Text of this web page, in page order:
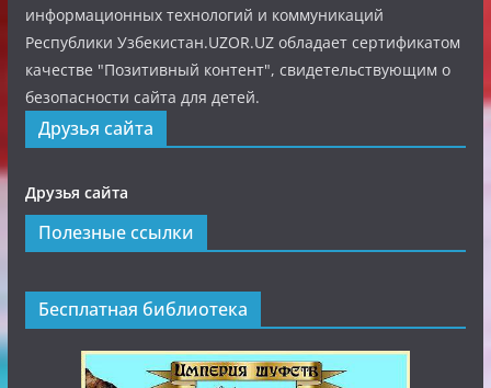
информационных технологий и коммуникаций
Республики Узбекистан.UZOR.UZ обладает сертификатом
качестве "Позитивный контент", свидетельствующим о
безопасности сайта для детей.
Друзья сайта
Друзья сайта
Полезные ссылки
Бесплатная библиотека